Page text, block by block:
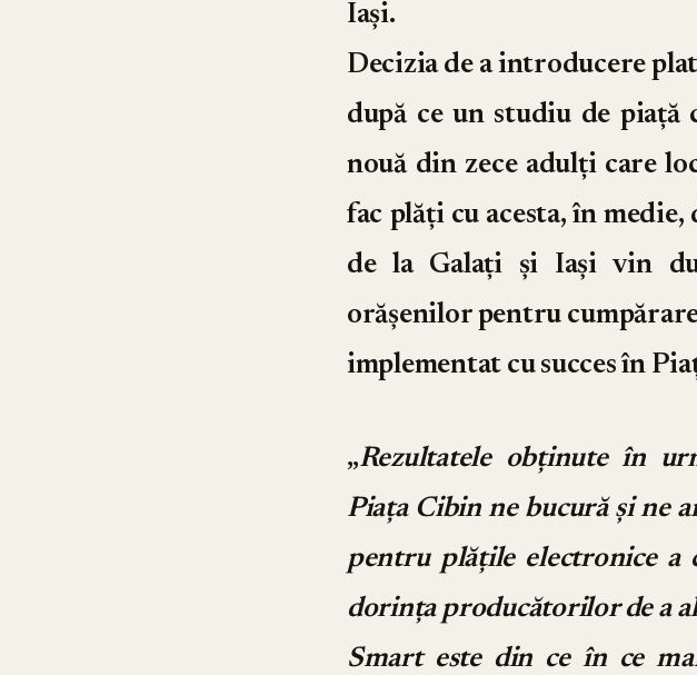
Iași.
Decizia de a introducere
după ce un studiu de piață
nouă din zece adulți care
fac plăți cu acesta, în
de la Galați și Iași vin
orășenilor pentru
implementat cu succes în
„Rezultatele obținute în
Piața Cibin ne bucură și ne
pentru plățile electronice
dorința producătorilor de a
Smart este din ce în ce